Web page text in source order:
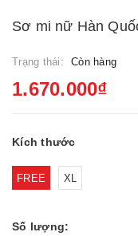
Sơ mi nữ Hàn
Trạng thái: Còn hàng
1.670.000₫
Kích thước
FREE XL
Số lượng: